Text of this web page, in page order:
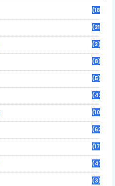
(184)
(21)
(2)
(8)
(5)
(43)
(108)
(62)
(17)
(470)
(3)